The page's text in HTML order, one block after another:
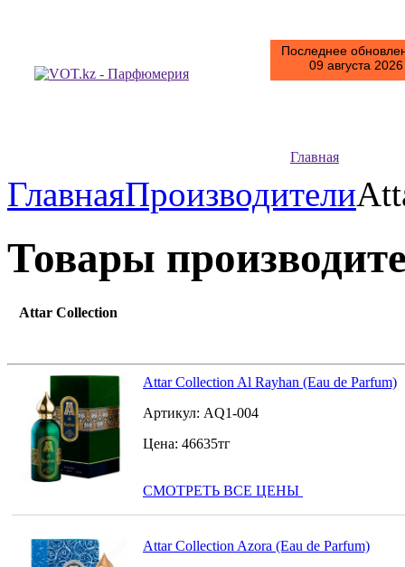
Последнее
09 августа
Главная
ГлавнаяПроизводители
Товары
Attar Collection
Attar Collection Al Rayhan (Eau de Parfum)
Артикул: AQ1-004
Цена: 46635тг
СМОТРЕТЬ ВСЕ ЦЕНЫ
Attar Collection Azora (Eau de Parfum)